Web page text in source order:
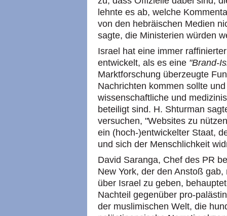
lehnte es ab, welche
von den hebräischen Medien
sagte, die Ministerien würden
Israel hat eine immer
entwickelt, als es eine "Brand-
Marktforschung überzeugte
Nachrichten kommen sollte
wissenschaftliche und
beteiligt sind. H. Shturman
versuchen, "Websites zu
ein (hoch-)entwickelter Staat,
und sich der Menschlichkeit
David Saranga, Chef des PR
New York, der den Anstoß
über Israel zu geben,
Nachteil gegenüber pro-
der muslimischen Welt, die